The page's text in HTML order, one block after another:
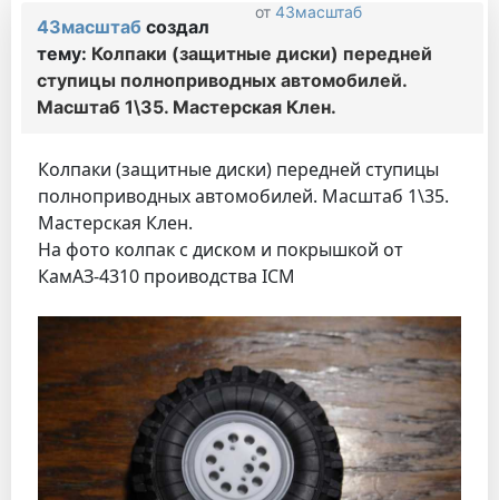
от 43масштаб
43масштаб создал
тему: Колпаки (защитные диски) передней
ступицы полноприводных автомобилей.
Масштаб 1\35. Мастерская Клен.
Колпаки (защитные диски) передней ступицы
полноприводных автомобилей. Масштаб 1\35.
Мастерская Клен.
На фото колпак с диском и покрышкой от
КамАЗ-4310 проиводства ICM